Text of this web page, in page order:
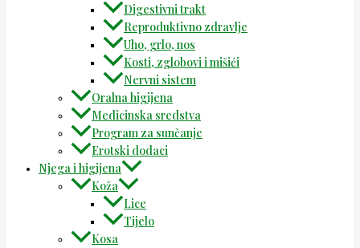
Digestivni trakt
Reproduktivno zdravlje
Uho, grlo, nos
Kosti, zglobovi i mišići
Nervni sistem
Oralna higijena
Medicinska sredstva
Program za sunčanje
Erotski dodaci
Njega i higijena
Koža
Lice
Tijelo
Kosa